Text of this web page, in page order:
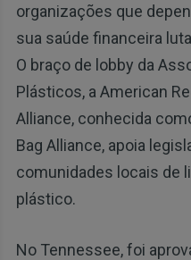
organizações que
sua saúde financeira
O braço de lobby da
Plásticos, a American
Alliance, conhecida
Bag Alliance, apoia
comunidades locais de
plástico.
No Tennessee, foi